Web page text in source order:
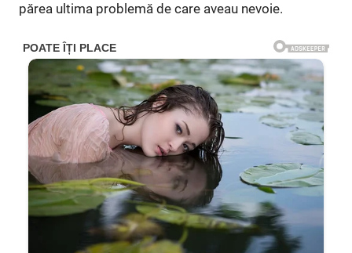
părea ultima problemă de care aveau nevoie.